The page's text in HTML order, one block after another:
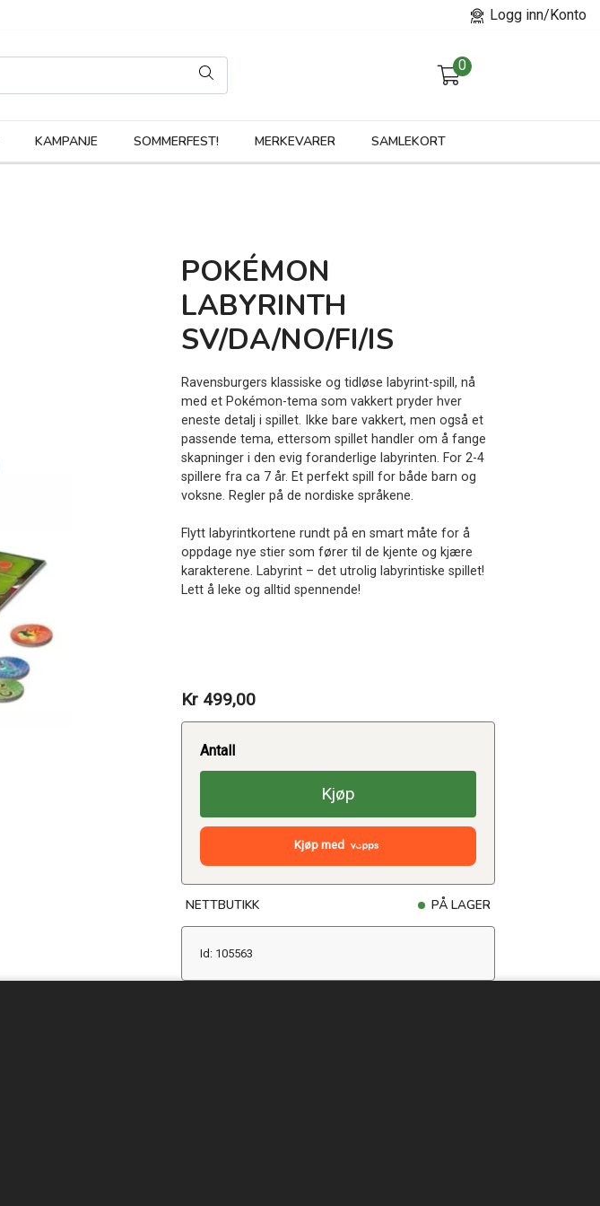
Logg inn/Konto
0
KAMPANJE SOMMERFEST! MERKEVARER SAMLEKORT
POKÉMON
LABYRINTH
SV/DA/NO/FI/IS
Ravensburgers klassiske og tidløse labyrint-spill, nå
med et Pokémon-tema som vakkert pryder hver
eneste detalj i spillet. Ikke bare vakkert, men også et
passende tema, ettersom spillet handler om å fange
skapninger i den evig foranderlige labyrinten. For 2-4
spillere fra ca 7 år. Et perfekt spill for både barn og
voksne. Regler på de nordiske språkene.
Flytt labyrintkortene rundt på en smart måte for å
oppdage nye stier som fører til de kjente og kjære
karakterene. Labyrint – det utrolig labyrintiske spillet!
Lett å leke og alltid spennende!
Kr 499,00
Antall
Kjøp
Kjøp med
NETTBUTIKK PÅ LAGER
Id: 105563